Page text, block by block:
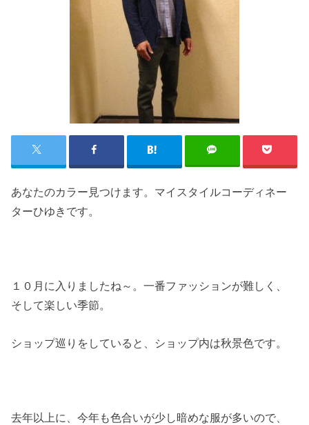
あなたのカラー見つけます。マイスタイルコーディネー
ターひゆきです。
１０月に入りましたね～。一番ファッションが難しく、
そして楽しい季節。
ショップ巡りをしていると、ショップ内は秋景色です。
去年以上に、今年も色合いが少し暗めな服が多いので、